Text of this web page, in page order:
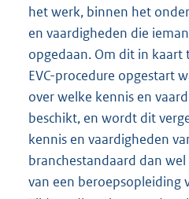
het werk, binnen het
en vaardigheden die
opgedaan. Om dit in
EVC-procedure opgestart
over welke kennis en
beschikt, en wordt dit
kennis en vaardigheden
branchestandaard dan
van een beroepsopleiding